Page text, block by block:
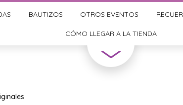
BAUTIZOS OTROS EVENTOS
CÓMO LLEGAR A LA TIENDA